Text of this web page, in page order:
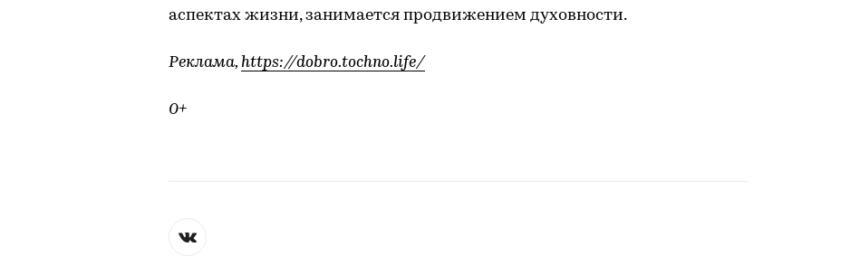
аспектах жизни, занимается продвижением духовности.
Реклама, https://dobro.tochno.life/
0+